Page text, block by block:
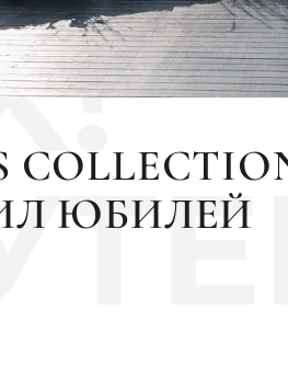
ЮБИЛЕЙ